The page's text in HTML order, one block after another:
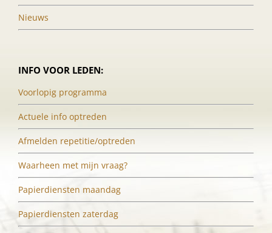
Nieuws
INFO VOOR LEDEN:
Voorlopig programma
Actuele info optreden
Afmelden repetitie/optreden
Waarheen met mijn vraag?
Papierdiensten maandag
Papierdiensten zaterdag